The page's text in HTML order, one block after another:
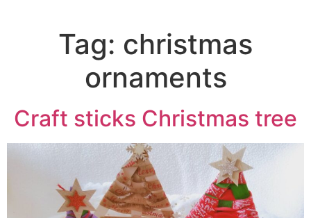
Tag: christmas
ornaments
Craft sticks Christmas tree